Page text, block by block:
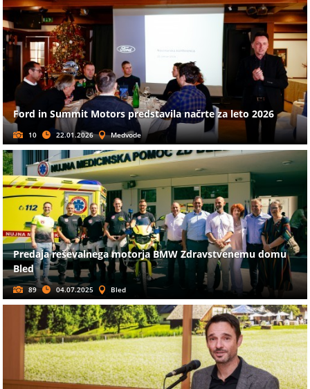
Ford in Summit Motors predstavila načrte za leto 2026
10 22.01.2026 Medvode
Predaja reševalnega motorja BMW Zdravstvenemu domu
Bled
89 04.07.2025 Bled